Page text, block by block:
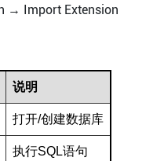
→ Import Extension
说明
打开/创建数据库
执行SQL语句